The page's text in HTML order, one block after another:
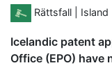
Rättsfall | Island
Icelandic patent
Office (EPO) have